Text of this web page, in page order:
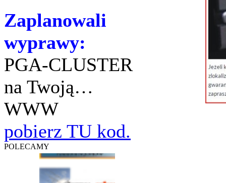
Zaplanowali
wyprawy:
PGA-CLUSTER
na Twoją…
WWW
pobierz TU kod.
POLECAMY